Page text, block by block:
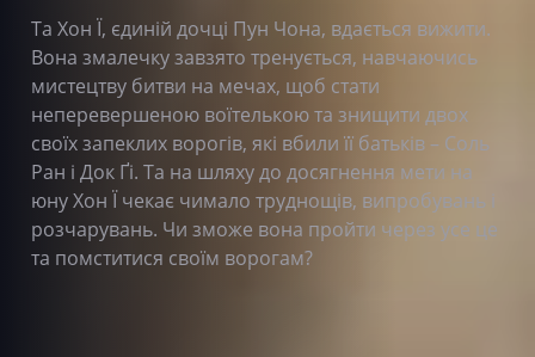
Та Хон Ї, єдиній дочці Пун Чона, вдається вижити.
Вона змалечку завзято тренується, навчаючись
мистецтву битви на мечах, щоб стати
неперевершеною воїтелькою та знищити двох
своїх запеклих ворогів, які вбили її батьків – Соль
Ран і Док Ґі. Та на шляху до досягнення мети на
юну Хон Ї чекає чимало труднощів, випробувань і
розчарувань. Чи зможе вона пройти через усе це
та помститися своїм ворогам?